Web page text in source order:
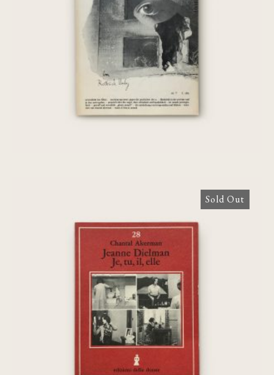
Nr. 7, März 1976
€ 35,00
Sold Out
Jeanne Dielman, Je, tu, il elle